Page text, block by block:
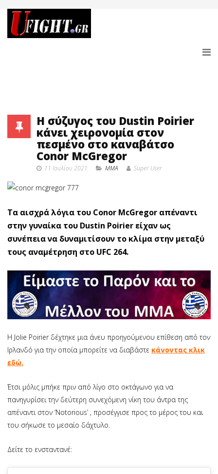
H σύζυγος του Dustin Poirier
κάνει χειρονομία στον
πεσμένο στο καναβάτσο
Conor McGregor
11 Ιουλίου 2021 MMA Super User
Τα αισχρά λόγια του Conor McGregor απέναντι
στην γυναίκα του Dustin Poirier είχαν ως
συνέπεια να δυναμιτίσουν το κλίμα στην μεταξύ
τους αναμέτρηση στο UFC 264.
Η Jolie Poirier δέχτηκε μια άνευ προηγούμενου επίθεση από τον
Ιρλανδό για την οποία μπορείτε να διαβάστε κάνοντας κλικ
εδώ.
Έτσι μόλις μπήκε πριν από λίγο στο οκτάγωνο για να
πανηγυρίσει την δεύτερη συνεχόμενη νίκη του άντρα της
απέναντι στον ‘Notorious’ , προσέγγισε προς το μέρος του και
του σήκωσε το μεσαίο δάχτυλο.
Δείτε το ενσταντανέ: